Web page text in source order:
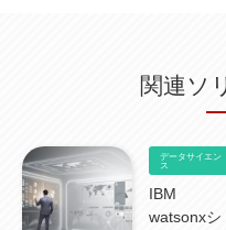
関連ソ
データサイエン
ス
IBM
watsonxシ